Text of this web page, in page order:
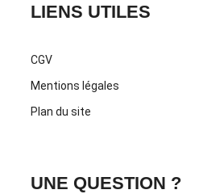
LIENS UTILES
CGV
Mentions légales
Plan du site
UNE QUESTION ?